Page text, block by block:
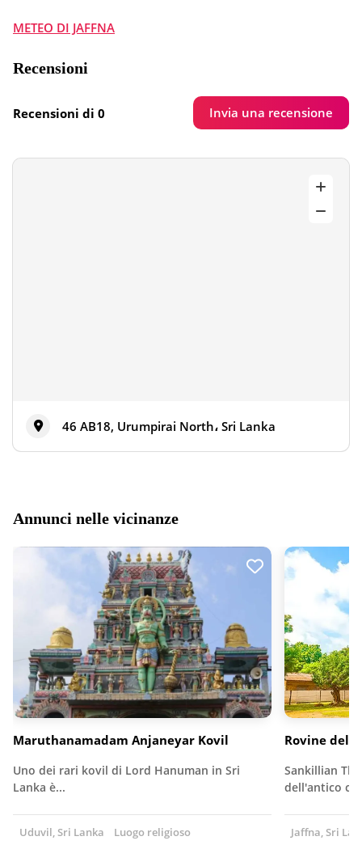
METEO DI JAFFNA
Recensioni
Recensioni di 0 Invia una recensione
46 AB18, Urumpirai North، Sri Lanka
Annunci nelle vicinanze
Maruthanamadam Anjaneyar Kovil
Uno dei rari kovil di Lord Hanuman in Sri
Lanka è...
Uduvil, Sri Lanka Luogo religioso
Rovine del
Sankillian
dell'antico
Jaffna, Sri